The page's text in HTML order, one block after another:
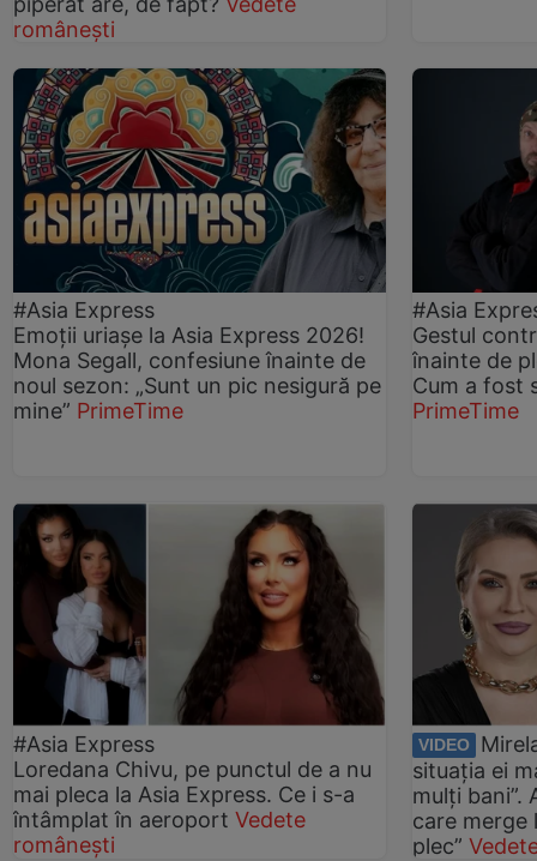
românești
#Asia Express
Emoții uriașe la Asia Express 2026!
Mona Segall, confesiune înainte de
noul sezon: „Sunt un pic nesigură pe
mine” PrimeTime
#Asia
Gestul
înainte de
Cum a fost
PrimeTime
#Asia Express
Loredana Chivu, pe punctul de a nu
mai pleca la Asia Express. Ce i s-a
întâmplat în aeroport Vedete
românești
VIDEO
situația ei
mulți bani”.
care merge
plec”